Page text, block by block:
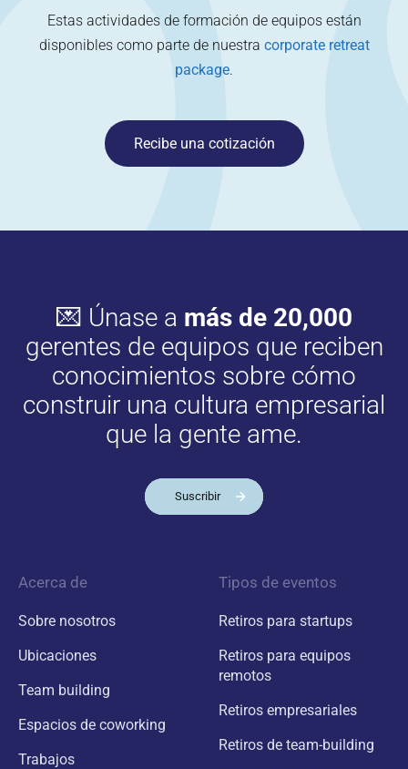
Estas actividades de formación de equipos están
disponibles como parte de nuestra corporate retreat
package.
Recibe una cotización
💌 Únase a más de 20,000
gerentes de equipos que reciben
conocimientos sobre cómo
construir una cultura empresarial
que la gente ame.
Suscribir
Acerca de
Sobre nosotros
Ubicaciones
Team building
Espacios de coworking
Trabajos
Tipos de eventos
Retiros para startups
Retiros para equipos
remotos
Retiros empresariales
Retiros de team-building